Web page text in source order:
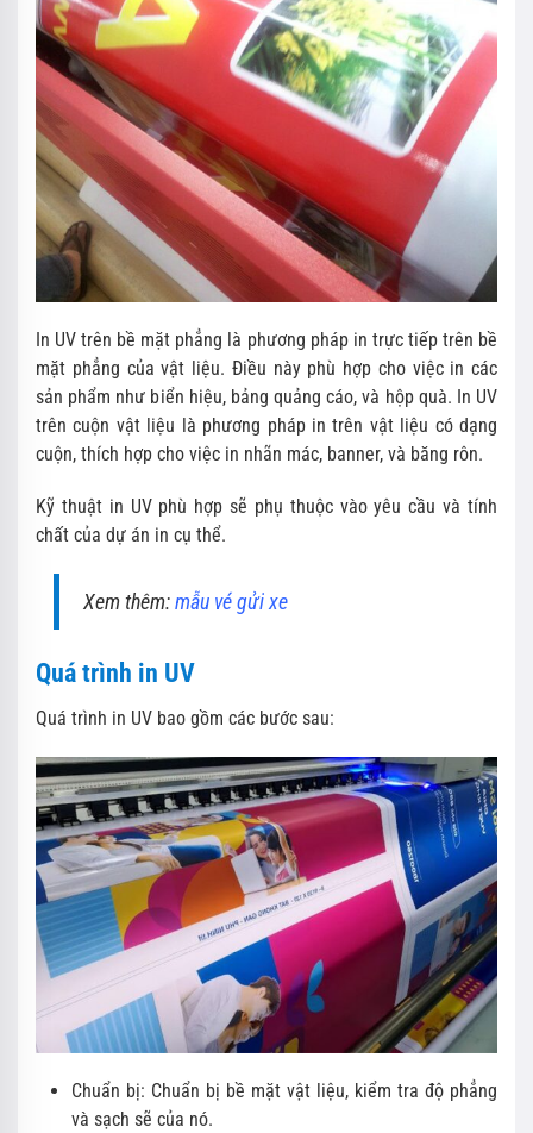
In UV trên bề mặt phẳng là phương pháp in trực tiếp trên bề
mặt phẳng của vật liệu. Điều này phù hợp cho việc in các
sản phẩm như biển hiệu, bảng quảng cáo, và hộp quà. In UV
trên cuộn vật liệu là phương pháp in trên vật liệu có dạng
cuộn, thích hợp cho việc in nhãn mác, banner, và băng rôn.
Kỹ thuật in UV phù hợp sẽ phụ thuộc vào yêu cầu và tính
chất của dự án in cụ thể.
Xem thêm:mẫu vé gửi xe
Quá trình in UV
Quá trình in UV bao gồm các bước sau:
Chuẩn bị: Chuẩn bị bề mặt vật liệu, kiểm tra độ phẳng
và sạch sẽ của nó.